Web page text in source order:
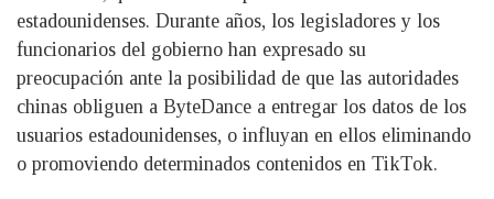
estadounidenses. Durante años, los legisladores y los
funcionarios del gobierno han expresado su
preocupación ante la posibilidad de que las autoridades
chinas obliguen a ByteDance a entregar los datos de los
usuarios estadounidenses, o influyan en ellos eliminando
o promoviendo determinados contenidos en TikTok.